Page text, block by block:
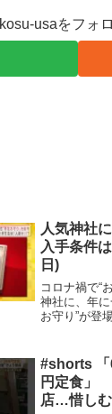
kosu-usaをフォ
人気神社
入手条件
日)
コロナ禍で“
神社に、年
お守り”が登
助け」。ど
社」。 以前
が配布され
#shorts 「
円定食」
店…惜しむ